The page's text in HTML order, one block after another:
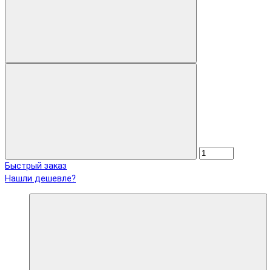
Быстрый заказ
Нашли дешевле?